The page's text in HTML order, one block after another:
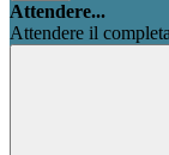
Attendere...
Attendere il